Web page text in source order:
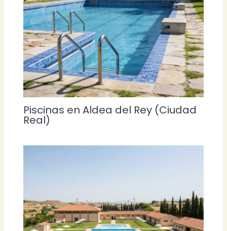
Piscinas en Aldea del Rey (Ciudad
Real)